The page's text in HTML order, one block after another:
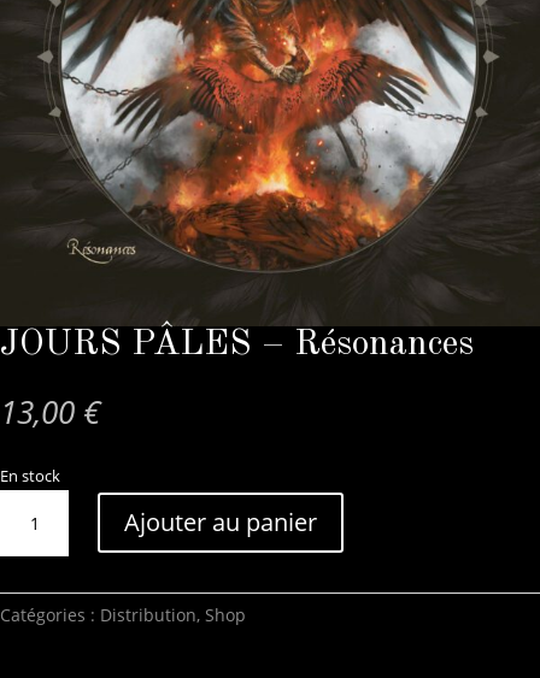
JOURS PÂLES – Résonances
13,00 €
En stock
JOURS
–
Ajouter au panier
Catégories : Distribution, Shop